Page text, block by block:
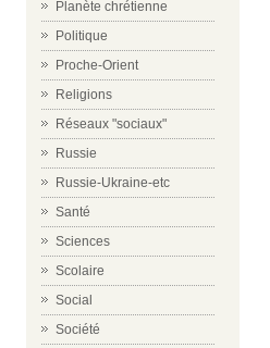
Planète chrétienne
Politique
Proche-Orient
Religions
Réseaux "sociaux"
Russie
Russie-Ukraine-etc
Santé
Sciences
Scolaire
Social
Société